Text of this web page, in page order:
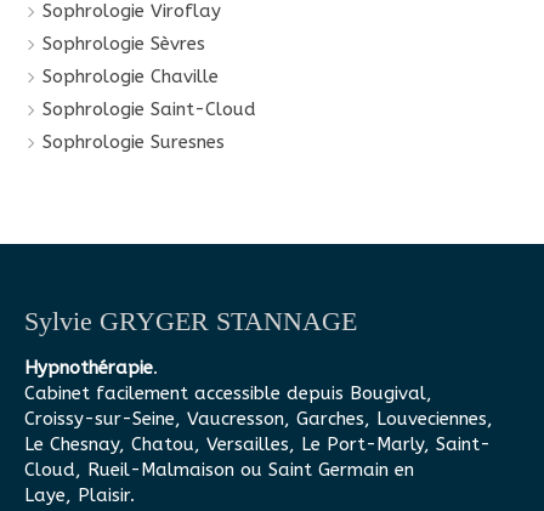
Sophrologie Viroflay
Sophrologie Sèvres
Sophrologie Chaville
Sophrologie Saint-Cloud
Sophrologie Suresnes
Sylvie GRYGER STANNAGE
Hypnothérapie.
Cabinet facilement accessible depuis Bougival,
Croissy-sur-Seine, Vaucresson, Garches, Louveciennes,
Le Chesnay, Chatou, Versailles, Le Port-Marly, Saint-
Cloud, Rueil-Malmaison ou Saint Germain en
Laye, Plaisir.